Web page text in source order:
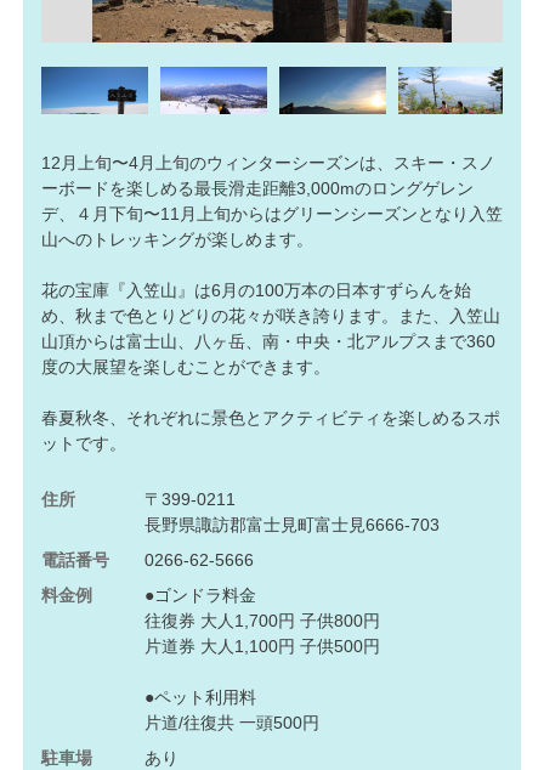
12月上旬〜4月上旬のウィンターシーズンは、スキー・スノ
ーボードを楽しめる最長滑走距離3,000mのロングゲレン
デ、４月下旬〜11月上旬からはグリーンシーズンとなり入笠
山へのトレッキングが楽しめます。
花の宝庫『入笠山』は6月の100万本の日本すずらんを始
め、秋まで色とりどりの花々が咲き誇ります。また、入笠山
山頂からは富士山、八ヶ岳、南・中央・北アルプスまで360
度の大展望を楽しむことができます。
春夏秋冬、それぞれに景色とアクティビティを楽しめるスポ
ットです。
住所
〒399-0211
長野県諏訪郡富士見町富士見6666-703
電話番号
0266-62-5666
料金例
●ゴンドラ料金
往復券 大人1,700円 子供800円
片道券 大人1,100円 子供500円
●ペット利用料
片道/往復共 一頭500円
駐車場
あり